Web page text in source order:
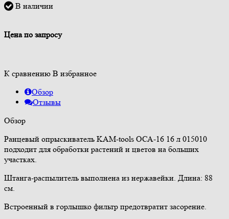
В наличии
Цена по запросу
К сравнению В избранное
Обзор
Отзывы
Обзор
Ранцевый опрыскиватель KAM-tools ОСА-16 16 л 015010
подходит для обработки растений и цветов на больших
участках.
Штанга-распылитель выполнена из нержавейки. Длина: 88
см.
Встроенный в горлышко фильтр предотвратит засорение.